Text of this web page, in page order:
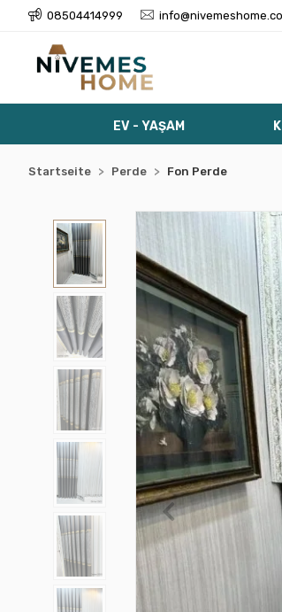
08504414999
EV - YAŞAM
Startseite Perde Fon Perde